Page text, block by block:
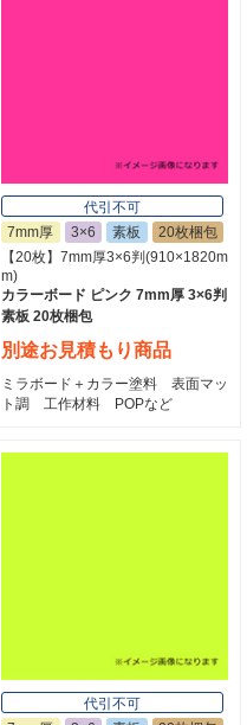
代引不可
7mm厚
3×6 素板
20枚梱包
【20枚】7mm厚3×6判(910×1820m
m)
カラーボード ピンク 7mm厚 3×6判
素板 20枚梱包
別途お見積もり商品
ミラボード＋カラー塗料 表面マッ
ト調 工作材料 POPなど
代引不可